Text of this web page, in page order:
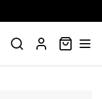
SØK PROFIL